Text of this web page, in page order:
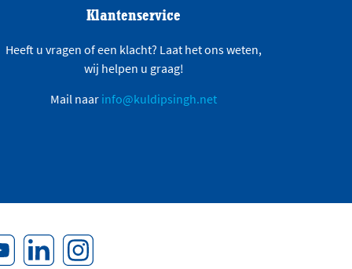
Klantenservice
Heeft u vragen of een klacht? Laat het ons weten,
wij helpen u graag!
Mail naar info@kuldipsingh.net